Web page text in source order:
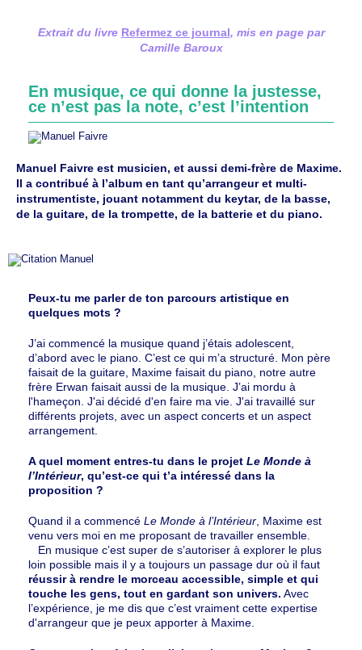
Extrait du livre Refermez ce journal, mis en page par
Camille Baroux
En musique, ce qui donne la justesse,
ce n’est pas la note, c’est l’intention
Manuel Faivre est musicien, et aussi demi-frère de Maxime.
Il a contribué à l’album en tant qu’arrangeur et multi-
instrumentiste, jouant notamment du keytar, de la basse,
de la guitare, de la trompette, de la batterie et du piano.
Peux-tu me parler de ton parcours artistique en
quelques mots ?
J’ai commencé la musique quand j’étais adolescent,
d’abord avec le piano. C’est ce qui m’a structuré. Mon père
faisait de la guitare, Maxime faisait du piano, notre autre
frère Erwan faisait aussi de la musique. J’ai mordu à
l'hameçon. J'ai décidé d'en faire ma vie. J'ai travaillé sur
différents projets, avec un aspect concerts et un aspect
arrangement.
A quel moment entres-tu dans le projet Le Monde à
l’Intérieur, qu’est-ce qui t’a intéressé dans la
proposition ?
Quand il a commencé Le Monde à l’Intérieur , Maxime est
venu vers moi en me proposant de travailler ensemble.
En musique c’est super de s’autoriser à explorer le plus
loin possible mais il y a toujours un passage dur où il faut
réussir à rendre le morceau accessible, simple et qui
touche les gens, tout en gardant son univers. Avec
l’expérience, je me dis que c’est vraiment cette expertise
d'arrangeur que je peux apporter à Maxime.